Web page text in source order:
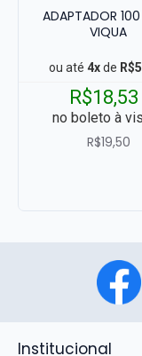
ADAPTADOR
VIQUA
ou até 4xde
R$18,53
no boleto à
R$19,50
Institucional